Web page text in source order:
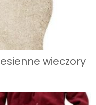
wieczory